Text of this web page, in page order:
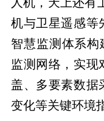
机与卫星遥感等
智慧监测体系构
监测网络，实
盖、多要素数据
变化等关键环境